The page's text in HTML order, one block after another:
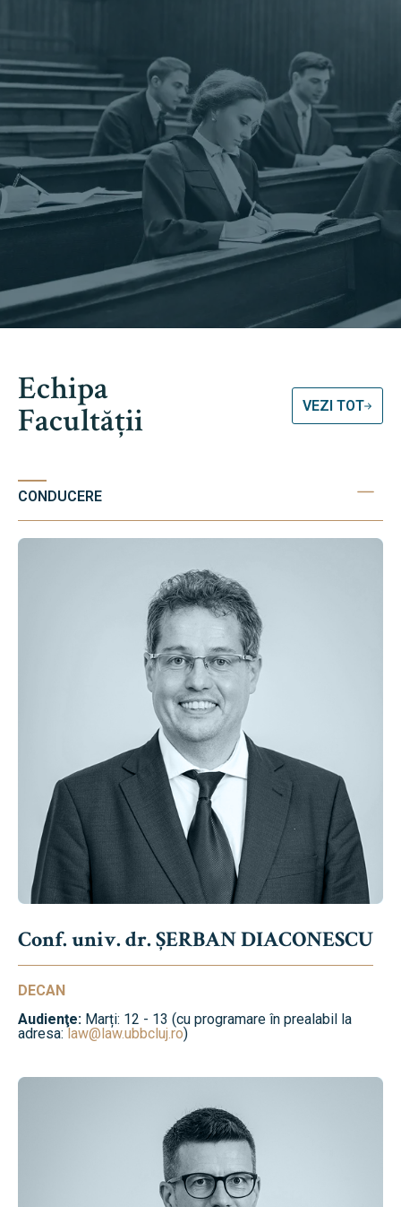
Echipa
Facultății VEZI TOT
CONDUCERE
Conf. univ. dr. ȘERBAN DIACONESCU
DECAN
Audienţe: Marți: 12 - 13 (cu programare în prealabil la
adresa:law@law.ubbcluj.ro)